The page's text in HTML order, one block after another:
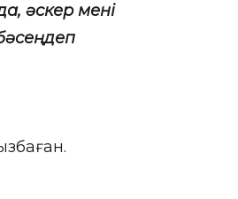
әскер мені